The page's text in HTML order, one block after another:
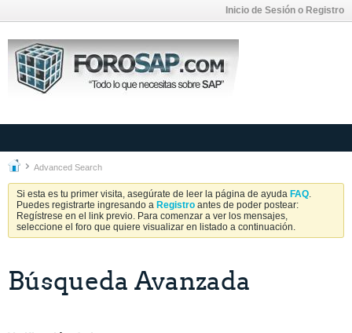
Inicio de Sesión o Registro
Advanced Search
Si esta es tu primer visita, asegúrate de leer la página de ayuda FAQ.
Puedes registrarte ingresando a Registro antes de poder postear:
Regístrese en el link previo. Para comenzar a ver los mensajes,
seleccione el foro que quiere visualizar en listado a continuación.
Búsqueda Avanzada